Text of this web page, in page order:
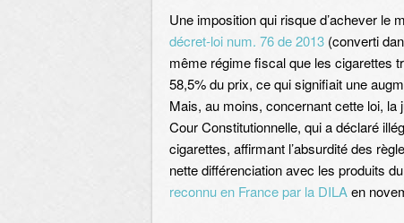
Une imposition qui risque d’achever le
décret-loi num. 76 de 2013(converti
même régime fiscal que les cigarettes
58,5% du prix, ce qui signifiait une
Mais, au moins, concernant cette loi,
Cour Constitutionnelle, qui a déclaré
cigarettes, affirmant l’absurdité des
nette différenciation avec les produits
reconnu en France par la DILAen